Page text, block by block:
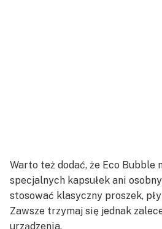
Warto też dodać, że Eco Bubble
specjalnych kapsułek ani
stosować klasyczny proszek,
Zawsze trzymaj się jednak
urządzenia.